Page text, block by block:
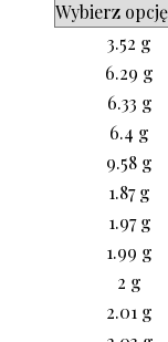
3.52 g
6.29 g
6.33 g
6.4 g
9.58 g
1.87 g
1.97 g
1.99 g
2 g
2.01 g